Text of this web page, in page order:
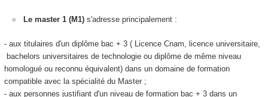
Le master 1 (M1) s'adresse principalement :
- aux titulaires d'un diplôme bac + 3 ( Licence Cnam, licence universitaire,
bachelors universitaires de technologie ou diplôme de même niveau
homologué ou reconnu équivalent) dans un domaine de formation
compatible avec la spécialité du Master ;
- aux personnes justifiant d'un niveau de formation bac + 3 dans un